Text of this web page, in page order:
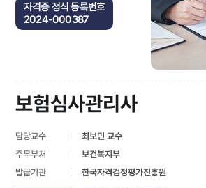
자격증 정식 등록번호
2024-000387
보험심사관리사
담당교수
최보민 교수
주무부처
보건복지부
발급기관
한국자격검정평가진흥원